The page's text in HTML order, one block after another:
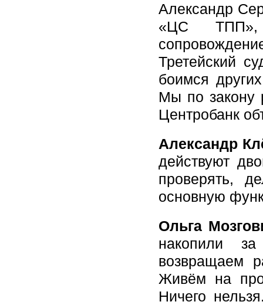
Александр
«ЦС ТПП»,
Третейский
боимся
Мы по закону
Центробанк
Александр
действуют
проверять,
основную
Ольга
накопили
возвращаем
Живём на
Ничего